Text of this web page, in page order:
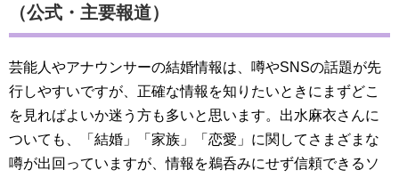
（公式・主要報道）
芸能人やアナウンサーの結婚情報は、噂やSNSの話題が先
行しやすいですが、正確な情報を知りたいときにまずどこ
を見ればよいか迷う方も多いと思います。出水麻衣さんに
ついても、「結婚」「家族」「恋愛」に関してさまざまな
噂が出回っていますが、情報を鵜呑みにせず信頼できるソ